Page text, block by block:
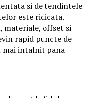
si de tendintele
este ridicata.
materiale, offset si
rapid puncte de
mai intalnit pana